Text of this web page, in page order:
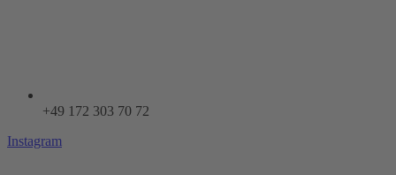
+49 172 303 70 72
Instagram